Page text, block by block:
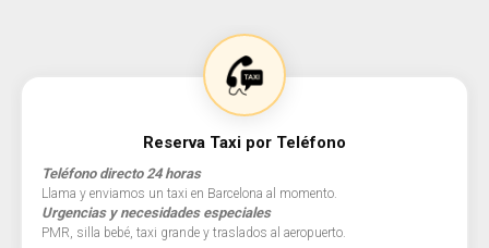
Reserva Taxi por Teléfono
Teléfono directo 24 horas
Llama y enviamos un taxi en Barcelona al momento.
Urgencias y necesidades especiales
PMR, silla bebé, taxi grande y traslados al aeropuerto.